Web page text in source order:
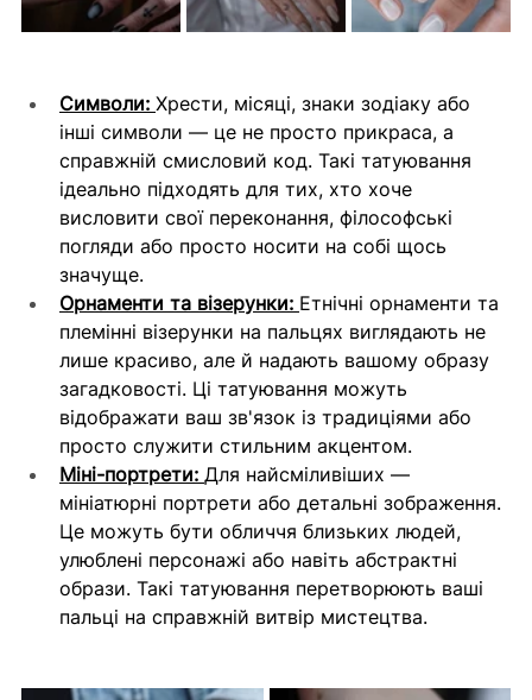
Символи: Хрести, місяці, знаки зодіаку або
інші символи — це не просто прикраса, а
справжній смисловий код. Такі татуювання
ідеально підходять для тих, хто хоче
висловити свої переконання, філософські
погляди або просто носити на собі щось
значуще.
Орнаменти та візерунки: Етнічні орнаменти та
племінні візерунки на пальцях виглядають не
лише красиво, але й надають вашому образу
загадковості. Ці татуювання можуть
відображати ваш зв'язок із традиціями або
просто служити стильним акцентом.
Міні-портрети: Для найсміливіших —
мініатюрні портрети або детальні зображення.
Це можуть бути обличчя близьких людей,
улюблені персонажі або навіть абстрактні
образи. Такі татуювання перетворюють ваші
пальці на справжній витвір мистецтва.